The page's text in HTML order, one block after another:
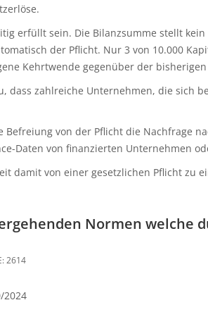
erfüllt sein. Die Bilanzsumme stellt
der Pflicht. Nur 3 von 10.000
Kehrtwende gegenüber der bisherigen
dass zahlreiche Unternehmen, die
Befreiung von der Pflicht die Nachfrage
Daten von finanzierten Unternehmen
damit von einer gesetzlichen Pflicht zu
Normen welche
2614
2024